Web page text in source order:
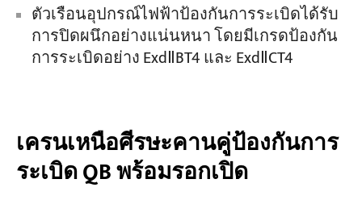
ตัวเรือนอุปกรณ์ไฟฟ้าป้องกันการระเบิดได้รับ
การปิดผนึกอย่างแน่นหนา โดยมีเกรดป้องกัน
การระเบิดอย่าง ExdⅡBT4 และ ExdⅡCT4
เครนเหนือศีรษะคานคู่ป้องกันการ
ระเบิด QB พร้อมรอกเปิด